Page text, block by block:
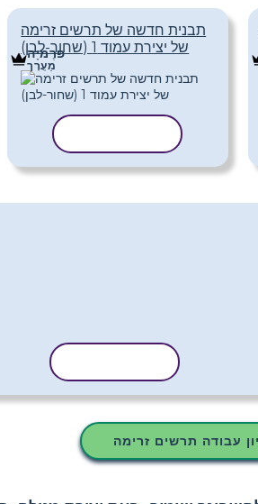
תבנית חדשה של תרשים זרימה
של יצירת עמוד 1 (שחור-לבן)
פּרֶמיָה
מַעֲרָך
עבודה תרשים זרימה